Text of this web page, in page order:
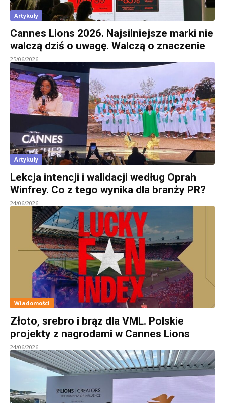
Artykuły
Cannes Lions 2026. Najsilniejsze marki nie
walczą dziś o uwagę. Walczą o znaczenie
25/06/2026
Artykuły
Lekcja intencji i walidacji według Oprah
Winfrey. Co z tego wynika dla branży PR?
24/06/2026
Wiadomości
Złoto, srebro i brąz dla VML. Polskie
projekty z nagrodami w Cannes Lions
24/06/2026